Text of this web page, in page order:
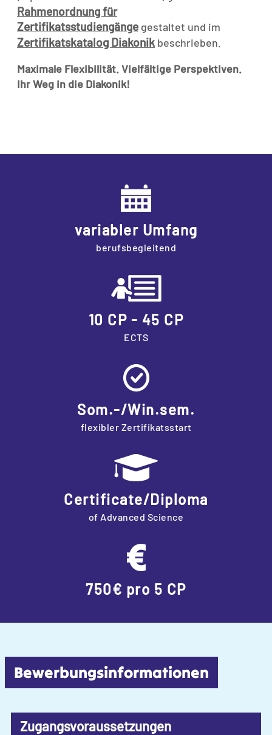
Rahmenordnung für
Zertifikatsstudiengänge gestaltet und im
Zertifikatskatalog Diakonik beschrieben.
Maximale Flexibilität. Vielfältige Perspektiven.
Ihr Weg in die Diakonik!
variabler Umfang
berufsbegleitend
10 CP - 45 CP
ECTS
Som.-/Win.sem.
flexibler Zertifikatsstart
Certificate/Diploma
of Advanced Science
750€ pro 5 CP
Bewerbungsinformationen
Zugangsvoraussetzungen